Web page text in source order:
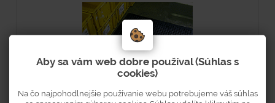
Aby sa vám web dobre používal (Súhlas s
cookies)
Na čo najpohodlnejšie používanie webu potrebujeme váš súhlas